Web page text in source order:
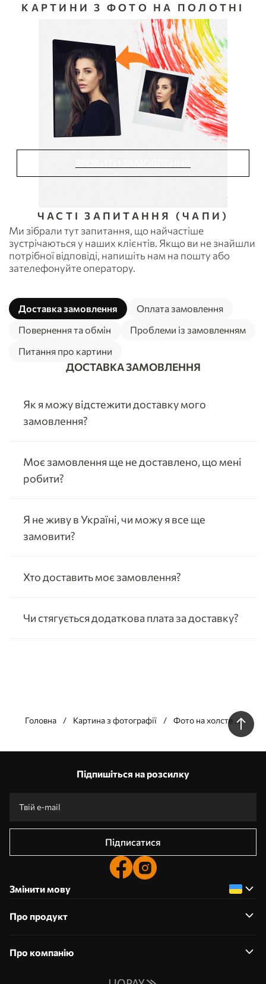
КАРТИНИ З ФОТО НА ПОЛОТНІ
ЧАСТІ ЗАПИТАННЯ (ЧАПИ)
Ми зібрали тут запитання, що найчастіше
зустрічаються у наших клієнтів. Якщо ви не знайшли
потрібної відповіді, напишіть нам на пошту або
зателефонуйте оператору.
Доставка замовлення
Оплата замовлення
Повернення та обмін
Проблеми із замовленням
Питання про картини
ДОСТАВКА ЗАМОВЛЕННЯ
Як я можу відстежити доставку мого
замовлення?
Моє замовлення ще не доставлено, що мені
робити?
Я не живу в Україні, чи можу я все ще
замовити?
Хто доставить моє замовлення?
Чи стягується додаткова плата за доставку?
Головна Картина з фотографії
Фото на холсте в
Підпишіться на розсилку
Підписатися
Змінити мову
Про продукт
Про компанію